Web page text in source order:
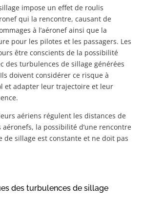
impose un effet de roulis
qui la rencontre, causant de
à l’aéronef ainsi que la
pour les pilotes et les passagers. Les
être conscients de la possibilité
des turbulences de sillage générées
doivent considérer ce risque à
et adapter leur trajectoire et leur
aériens régulent les distances de
la possibilité d’une rencontre
de sillage est constante et ne doit pas
des turbulences de sillage